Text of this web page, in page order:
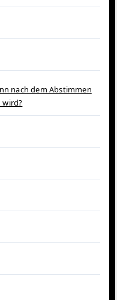
nach dem Abstimmen
wird?